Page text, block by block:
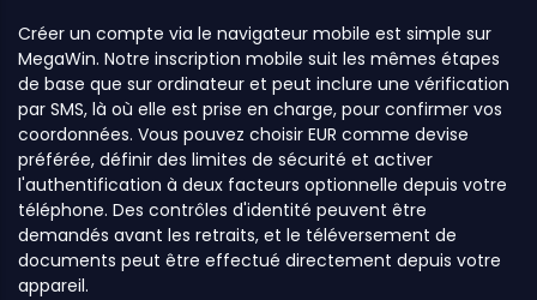
Créer un compte via le navigateur mobile est simple sur
MegaWin. Notre inscription mobile suit les mêmes étapes
de base que sur ordinateur et peut inclure une vérification
par SMS, là où elle est prise en charge, pour confirmer vos
coordonnées. Vous pouvez choisir EUR comme devise
préférée, définir des limites de sécurité et activer
l'authentification à deux facteurs optionnelle depuis votre
téléphone. Des contrôles d'identité peuvent être
demandés avant les retraits, et le téléversement de
documents peut être effectué directement depuis votre
appareil.